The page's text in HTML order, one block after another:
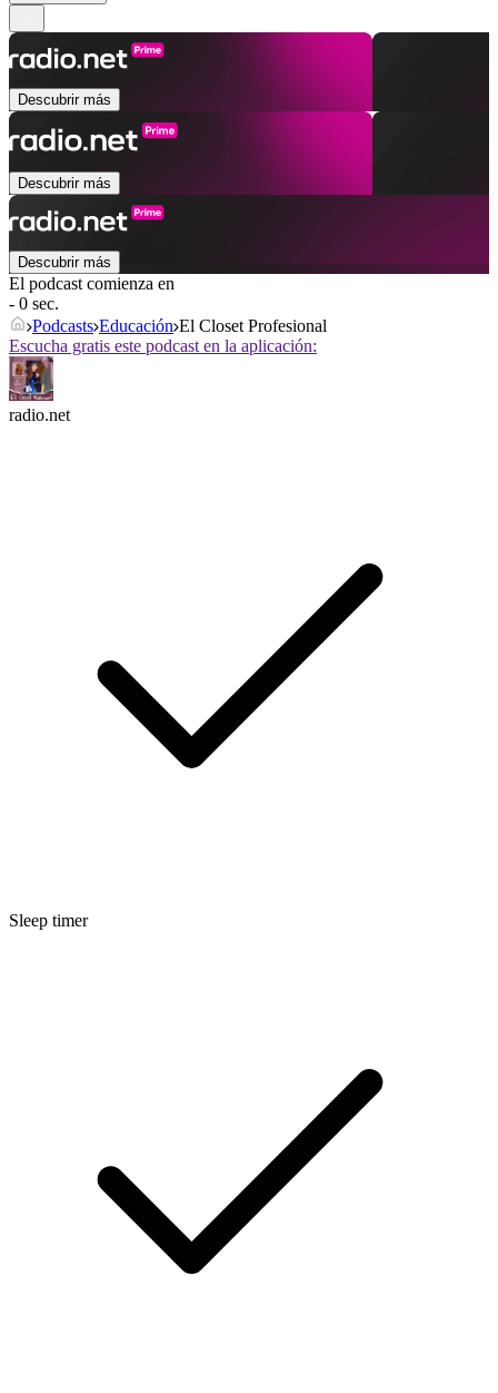
Descubrir más
Descubrir más
Descubrir más
El podcast comienza en
- 0 sec.
Podcasts Educación El Closet Profesional
Escucha gratis este podcast en la aplicación:
radio.net
Sleep timer